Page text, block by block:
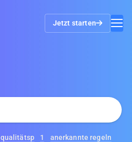
Jetzt starten
qualitätsp 1
anerkannte regeln